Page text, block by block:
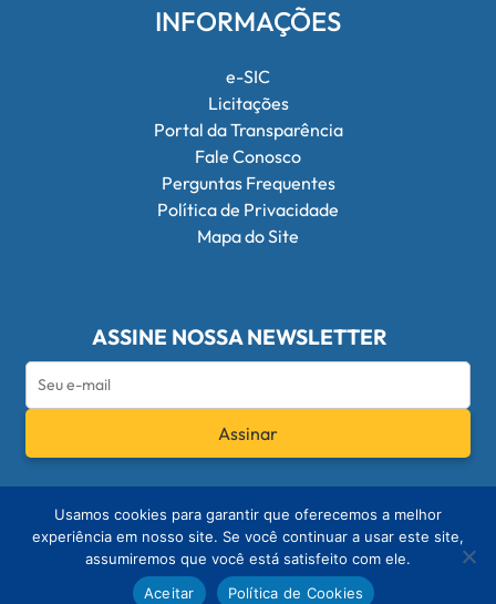
INFORMAÇÕES
e-SIC
Licitações
Portal da Transparência
Fale Conosco
Perguntas Frequentes
Política de Privacidade
Mapa do Site
ASSINE NOSSA NEWSLETTER
Assinar
Redes Sociais do Conselho Federal de
© 2026 - Conselho Federal de Química
Usamos cookies para garantir que oferecemos a melhor
experiência em nosso site. Se você continuar a usar este site,
assumiremos que você está satisfeito com ele.
Aceitar
Política de Cookies